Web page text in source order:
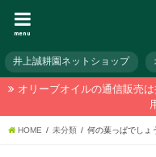
menu
井上誠耕園ネットショップ
オリーブオイルの通信販売
HOME 未分類 何の葉っぱでしょ